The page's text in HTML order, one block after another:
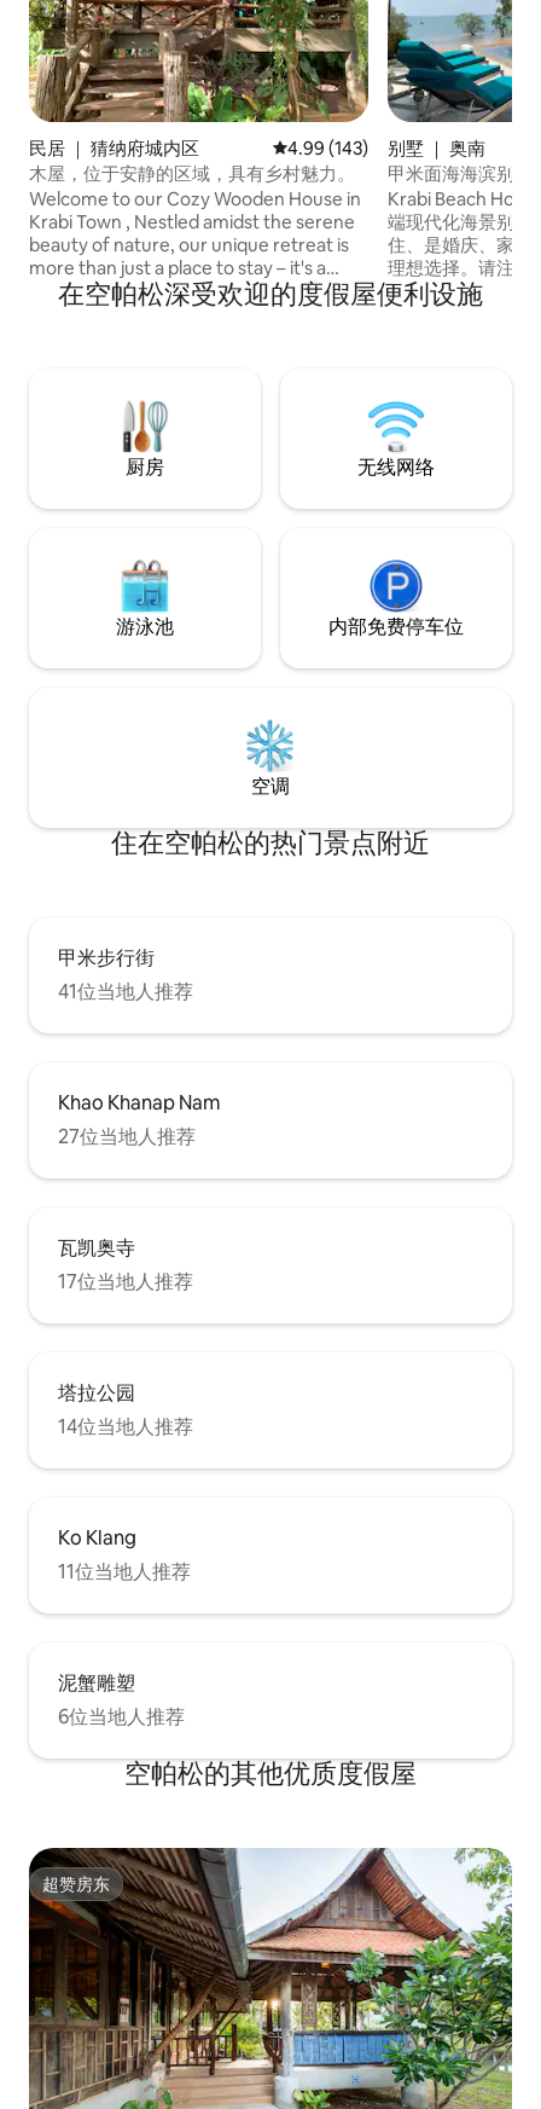
民居 ｜ 猜纳府城内区 平均评分 4.99 分（满分 5 分），
4.99 (143)
木屋，位于安静的区域，具有乡村魅力。
Welcome to our Cozy Wooden House in
Krabi Town , Nestled amidst the serene
beauty of nature, our unique retreat is
more than just a place to stay – it's a
warm and welcoming haven that feels
like home. Our handcrafted house is a
creating an inviting and comfortable
environment .
别墅 ｜ 奥南
甲米面海海滨别墅
Krabi Beach
端现代化海景别墅
住、是婚庆、家庭
理想选择。请注意
住。 如果预订客
纳2个人,使用现有
带有舒适的沙发、
视节目的大屏电视
现代化风格设备齐
间带有独立浴室的
别墅都覆盖了高
在空帕松深受欢迎的度假屋便利设施
厨房 无线网络
游泳池 内部免费停车位
空调
住在空帕松的热门景点附近
甲米步行街
41位当地人推荐
Khao Khanap Nam
27位当地人推荐
瓦凯奥寺
17位当地人推荐
塔拉公园
14位当地人推荐
Ko Klang
11位当地人推荐
泥蟹雕塑
6位当地人推荐
空帕松的其他优质度假屋
超赞房东
超赞房东